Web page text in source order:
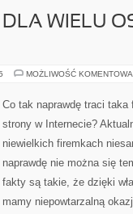
WIELU
MOŻLIWOŚĆ
Co tak naprawdę traci taka
strony w Internecie?
niewielkich firemkach
naprawdę nie można się
fakty są takie, że dzięki
mamy niepowtarzalną